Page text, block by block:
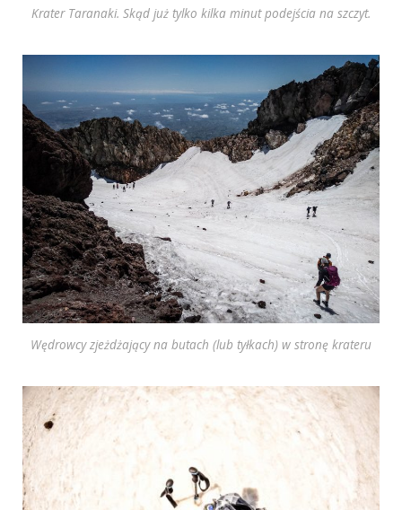
Krater Taranaki. Skąd już tylko kilka minut podejścia na szczyt.
Wędrowcy zjeżdżający na butach (lub tyłkach) w stronę krateru